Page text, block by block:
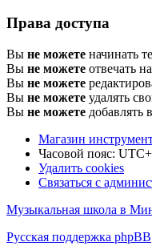
Права доступа
Вы не можете начинать
Вы не можете отвечать
Вы не можете
Вы не можете удалять
Вы не можете добавлять
Магазин
Часовой пояс:
Удалить cookies
Связаться с
Музыкальная школа в
Русская поддержка phpBB